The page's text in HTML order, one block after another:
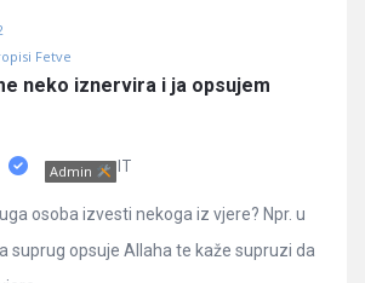
Fetve
neko iznervira i ja opsujem
Admin IT
osoba izvesti nekoga iz vjere? Npr. u
suprug opsuje Allaha te kaže supruzi da